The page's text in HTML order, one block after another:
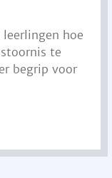
leerlingen hoe
te
begrip voor